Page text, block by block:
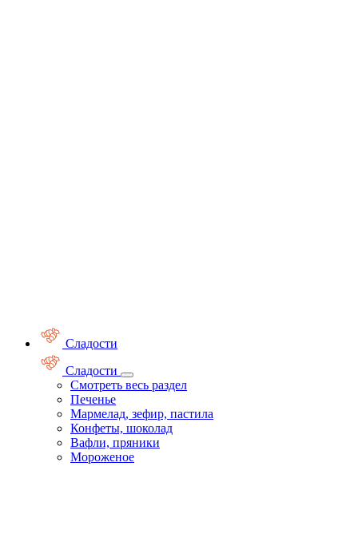
Сладости
Сладости
Смотреть весь раздел
Печенье
Мармелад, зефир, пастила
Конфеты, шоколад
Вафли, пряники
Мороженое